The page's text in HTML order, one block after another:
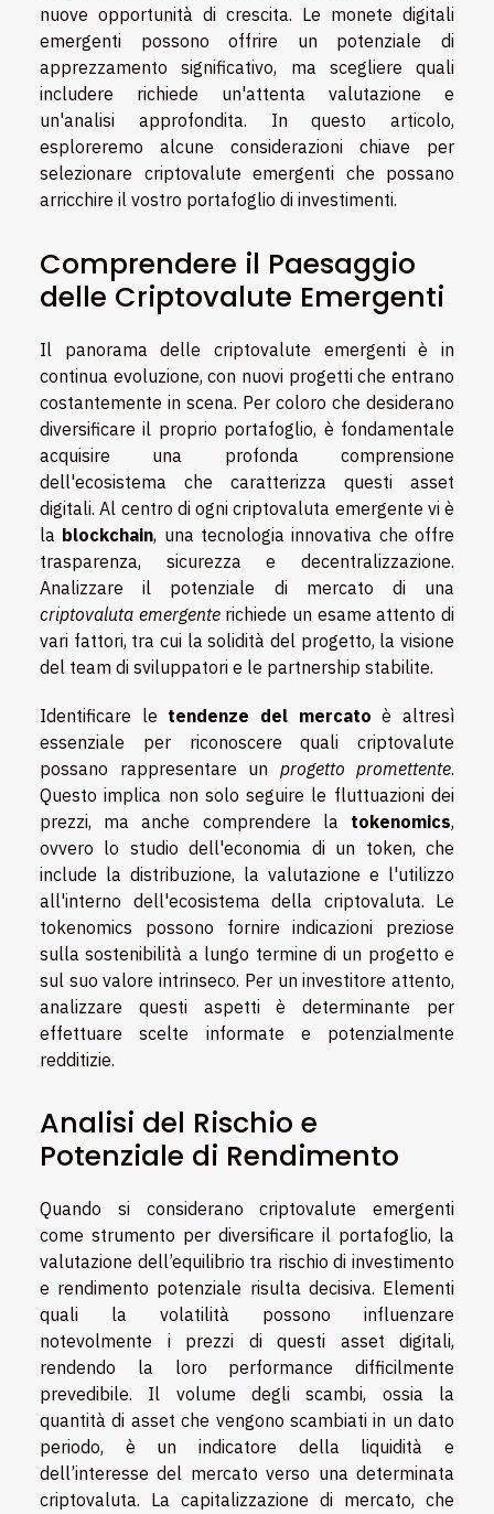
nuove opportunità di crescita. Le monete digitali
emergenti possono offrire un potenziale di
apprezzamento significativo, ma scegliere quali
includere richiede un'attenta valutazione e
un'analisi approfondita. In questo articolo,
esploreremo alcune considerazioni chiave per
selezionare criptovalute emergenti che possano
arricchire il vostro portafoglio di investimenti.
Comprendere il Paesaggio
delle Criptovalute Emergenti
Il panorama delle criptovalute emergenti è in
continua evoluzione, con nuovi progetti che entrano
costantemente in scena. Per coloro che desiderano
diversificare il proprio portafoglio, è fondamentale
acquisire una profonda comprensione
dell'ecosistema che caratterizza questi asset
digitali. Al centro di ogni criptovaluta emergente vi è
la blockchain, una tecnologia innovativa che offre
trasparenza, sicurezza e decentralizzazione.
Analizzare il potenziale di mercato di una
criptovaluta emergenterichiede un esame attento di
vari fattori, tra cui la solidità del progetto, la visione
del team di sviluppatori e le partnership stabilite.
Identificare le tendenze del mercato è altresì
essenziale per riconoscere quali criptovalute
possano rappresentare un progetto promettente.
Questo implica non solo seguire le fluttuazioni dei
prezzi, ma anche comprendere la tokenomics,
ovvero lo studio dell'economia di un token, che
include la distribuzione, la valutazione e l'utilizzo
all'interno dell'ecosistema della criptovaluta. Le
tokenomics possono fornire indicazioni preziose
sulla sostenibilità a lungo termine di un progetto e
sul suo valore intrinseco. Per un investitore attento,
analizzare questi aspetti è determinante per
effettuare scelte informate e potenzialmente
redditizie.
Analisi del Rischio e
Potenziale di Rendimento
Quando si considerano criptovalute emergenti
come strumento per diversificare il portafoglio, la
valutazione dell’equilibrio tra rischio di investimento
e rendimento potenziale risulta decisiva. Elementi
quali la volatilità possono influenzare
notevolmente i prezzi di questi asset digitali,
rendendo la loro performance difficilmente
prevedibile. Il volume degli scambi, ossia la
quantità di asset che vengono scambiati in un dato
periodo, è un indicatore della liquidità e
dell’interesse del mercato verso una determinata
criptovaluta. La capitalizzazione di mercato, che